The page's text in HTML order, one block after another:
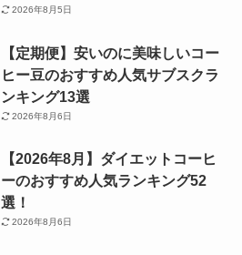
2026年8月5日
【定期便】安いのに美味しいコー
ヒー豆のおすすめ人気サブスクラ
ンキング13選
2026年8月6日
【2026年8月】ダイエットコーヒ
ーのおすすめ人気ランキング52
選！
2026年8月6日